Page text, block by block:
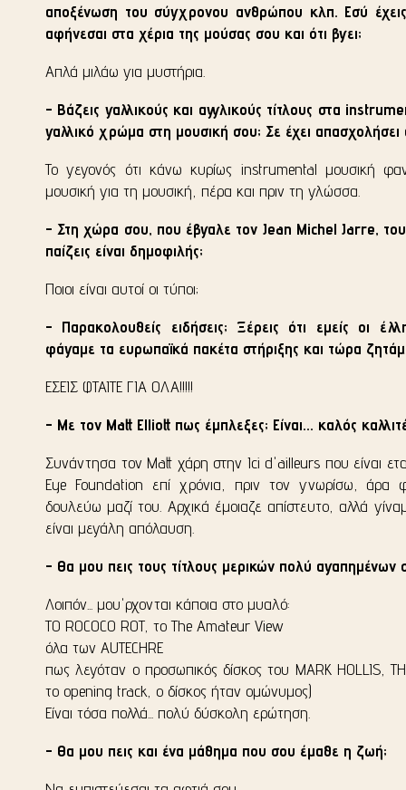
αποξένωση του σύγχρονου ανθρώπου κλπ. Εσύ
αφήνεσαι στα χέρια της μούσας σου και ότι βγει;
Απλά μιλάω για μυστήρια.
- Βάζεις γαλλικούς και αγγλικούς τίτλους στα
γαλλικό χρώμα στη μουσική σου; Σε έχει
Το γεγονός ότι κάνω κυρίως instrumental μουσική
μουσική για τη μουσική, πέρα και πριν τη γλώσσα.
- Στη χώρα σου, που έβγαλε τον Jean Michel Jarre,
παίζεις είναι δημοφιλής;
Ποιοι είναι αυτοί οι τύποι;
- Παρακολουθείς ειδήσεις; Ξέρεις ότι εμείς οι
φάγαμε τα ευρωπαϊκά πακέτα στήριξης και τώρα
ΕΣΕΙΣ ΦΤΑΙΤΕ ΓΙΑ ΟΛΑ!!!!!
- Με τον Matt Elliott πως έμπλεξες; Είναι... καλός
Συνάντησα τον Matt χάρη στην Ici d'ailleurs που είναι
Eye Foundation επί χρόνια, πριν τον γνωρίσω, άρα
δουλεύω μαζί του. Αρχικά έμοιαζε απίστευτο, αλλά
είναι μεγάλη απόλαυση.
- Θα μου πεις τους τίτλους μερικών πολύ αγαπημένων
Λοιπόν... μου'ρχονται κάποια στο μυαλό:
TO ROCOCO ROT, το The Amateur View
όλα των AUTECHRE
πως λεγόταν ο προσωπικός δίσκος του MARK HOLLIS,
το opening track, ο δίσκος ήταν ομώνυμος)
Είναι τόσα πολλά... πολύ δύσκολη ερώτηση.
- Θα μου πεις και ένα μάθημα που σου έμαθε η ζωή;